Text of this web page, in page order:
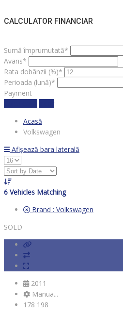
CALCULATOR FINANCIAR
Sumă împrumutată*
Avans*
Rata dobânzii (%)*
Perioada (lună)*
Payment
Acasă
Volkswagen
Afișează bara laterală
6 Vehicles Matching
Brand : Volkswagen
SOLD
2011
Manua...
178 198